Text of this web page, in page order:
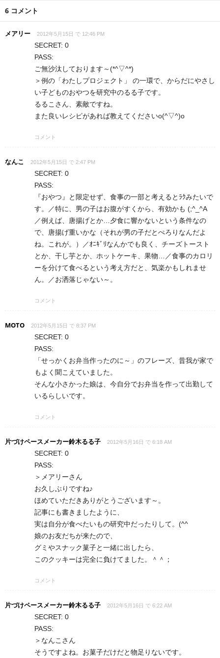
6 コメント
メアリー 2012年5月15日 で 12:46 PM
SECRET: 0
PASS:
ご無沙汰しております～(*^▽^*)
＞例の「わたしプロジェクト」 の一環で、からだにやさし
い子どものおやつを研究中のるる子です。
るるこさん、素敵ですね。
また良いレシピがあれば教えてくださいo(^▽^)o
コメント
なんこ 2012年5月15日 で 2:47 PM
SECRET: 0
PASS:
『おやつ』と限定せず、食事の一部と考えるとﾗｸみたいで
す。／特に、男の子はお腹がすくから、有効かも (;^_^A
／例えば、唐揚げとか…夕食に響かないという条件なの
で、唐揚げ重いかな（それが男の子だとぺろりなんだよ
ね。これが。）／ｵﾆｷﾞﾘなんかでも良く、チーズトースト
とか、干し芋とか、ホットケーキ、果物…／食事のカロリ
ーを分けて食べるという考え方だと、気楽かもしれませ
ん。／お洒落じゃない～。
コメント
MOTO 2012年5月15日 で 8:37 PM
SECRET: 0
PASS:
「せっかくお弁当作ったのに～」のフレーズ、昔我が家で
もよく聞こえていました。
そんな小さかった娘は、今自分でお弁当を作って出勤して
いるらしいです。
コメント
片づけペースメーカー鈴木るる子 2012年5月16日 で 6:18 AM
SECRET: 0
PASS:
＞メアリーさん
お久しぶりですね♪
ほめていただきありがとうございます～。
記事にも書きましたように、
実は自分が食べたいもの研究中だったりして。(^^ゞ
娘のお友だちが来たので、
グミやスナック菓子と一緒に出したら、
このクッキーは完全に負けてました。＾＾；
コメント
片づけペースメーカー鈴木るる子 2012年5月16日 で 6:22 AM
SECRET: 0
PASS:
＞なんこさん
そうですよね。お菓子だけだと物足りないです。